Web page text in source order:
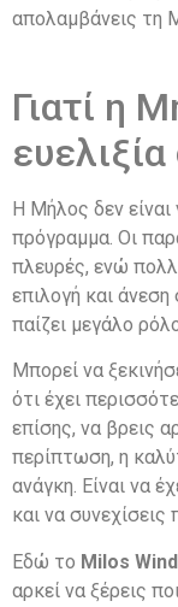
απολαμβάνεις τη
Γιατί η
Η Μήλος δεν είναι
πρόγραμμα. Οι
πλευρές, ενώ
επιλογή και άνεση
παίζει μεγάλο
Μπορεί να
ότι έχει
επίσης, να βρεις
περίπτωση, η
ανάγκη. Είναι να
και να συνεχίσεις
Εδώ το Milos
αρκεί να ξέρεις